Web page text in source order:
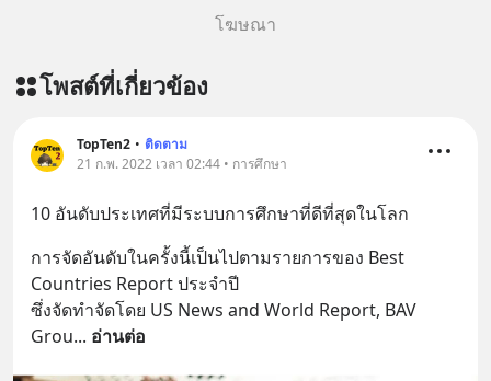
โฆษณา
โพสต์ที่เกี่ยวข้อง
TopTen2 • ติดตาม
21 ก.พ. 2022 เวลา 02:44 • การศึกษา
10 อันดับประเทศที่มีระบบการศึกษาที่ดีที่สุดในโลก
การจัดอันดับในครั้งนี้เป็นไปตามรายการของ Best
Countries Report ประจำปี
ซึ่งจัดทำจัดโดย US News and World Report, BAV
Grou... อ่านต่อ